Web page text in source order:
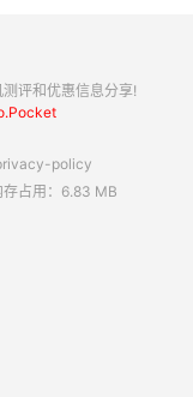
评和优惠信息分享!
policy
占用：6.83 MB